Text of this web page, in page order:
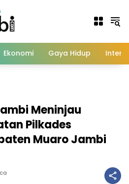
Ekonomi Gaya Hidup
Meninjau
Pilkades
Muaro Jambi